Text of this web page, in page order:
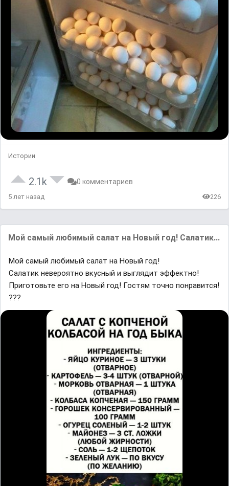
Истории
2.1k 0 комментариев
5 лет назад 226
Мой самый любимый салат на Новый год! Салатик...
Мой самый любимый салат на Новый год!
Салатик невероятно вкусный и выглядит эффектно!
Приготовьте его на Новый год! Гостям точно понравится!
???